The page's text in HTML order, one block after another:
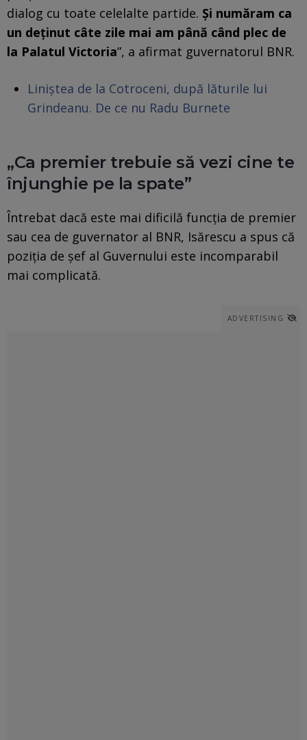
dialog cu toate celelalte partide. Și număram ca
un deținut câte zile mai am până când plec de
la Palatul Victoria”, a afirmat guvernatorul BNR.
Liniștea de la Cotroceni, după lăturile lui
Grindeanu. De ce nu Radu Burnete
„Ca premier trebuie să vezi cine te
înjunghie pe la spate”
Întrebat dacă este mai dificilă funcția de premier
sau cea de guvernator al BNR, Isărescu a spus că
poziția de șef al Guvernului este incomparabil
mai complicată.
ADVERTISING